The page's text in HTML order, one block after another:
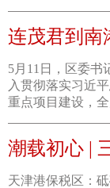
连茂君到南
5月11日，区委书
入贯彻落实习近
重点项目建设，
潮载初心 |
天津港保税区：